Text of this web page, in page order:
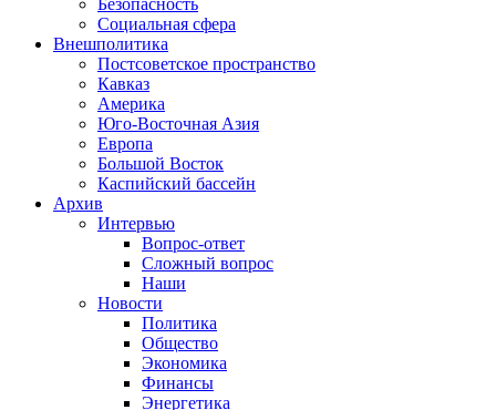
Безопасность
Социальная сфера
Внешполитика
Постсоветское пространство
Кавказ
Америка
Юго-Восточная Азия
Европа
Большой Восток
Каспийский бассейн
Архив
Интервью
Вопрос-ответ
Сложный вопрос
Наши
Новости
Политика
Общество
Экономика
Финансы
Энергетика